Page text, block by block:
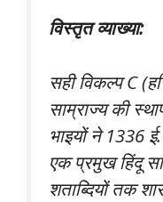
विस्तृत व्याख्या:
सही विकल्प C
साम्राज्य की
भाइयों ने 1336
एक प्रमुख हिंदू
शताब्दियों तक